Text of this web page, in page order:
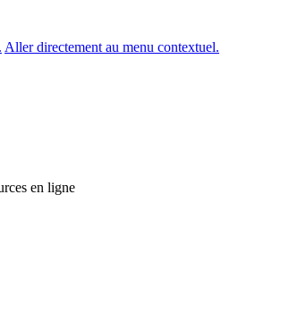
Aller directement au menu contextuel.
en ligne